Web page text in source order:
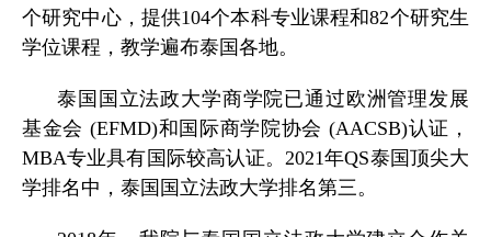
个研究中心，提供104个本科专业课程和82个研究生
学位课程，教学遍布泰国各地。
泰国国立法政大学商学院已通过欧洲管理发展
基金会 (EFMD)和国际商学院协会 (AACSB)认证，
MBA专业具有国际较高认证。 2021年QS泰国顶尖大
学排名中，泰国国立法政大学排名第三。